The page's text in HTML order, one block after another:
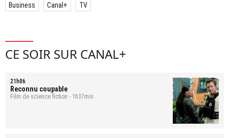
Business Canal+ TV
CE SOIR SUR CANAL+
21h06
Reconnu coupable
Film de science fiction - 1h37min.